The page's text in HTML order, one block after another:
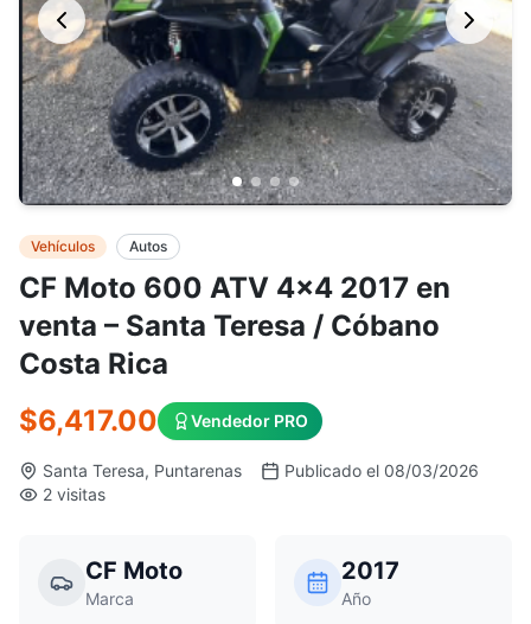
CF Moto 600 ATV 4x4 2017 en
venta – Santa Teresa / Cóbano
Costa Rica
Vehículos Autos
$6,417.00 Vendedor PRO
Santa Teresa, Puntarenas
Publicado el 08/03/2026
2 visitas
CF Moto
Marca
2017
Año